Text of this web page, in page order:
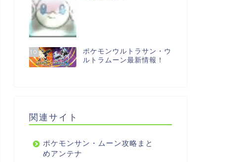
10
ポケモンウルトラサン・ウ
ルトラムーン最新情報！
関連サイト
ポケモンサン・ムーン攻略まと
めアンテナ